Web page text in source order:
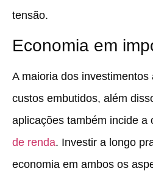
tensão.
Economia em
A maioria dos investimentos
custos embutidos, além
aplicações também incide a
de renda. Investir a longo
economia em ambos os